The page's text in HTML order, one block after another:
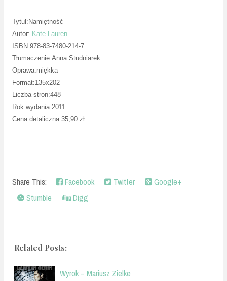
Tytuł:Namiętność
Autor: Kate Lauren
ISBN:978-83-7480-214-7
Tłumaczenie:Anna Studniarek
Oprawa:miękka
Format:135x202
Liczba stron:448
Rok wydania:2011
Cena detaliczna:35,90 zł
Share This: Facebook Twitter
Google+
Stumble
Digg
Related Posts:
Wyrok – Mariusz Zielke